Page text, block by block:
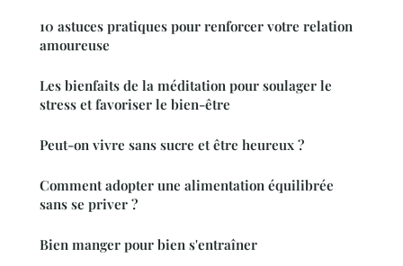
10 astuces pratiques pour renforcer votre relation
amoureuse
Les bienfaits de la méditation pour soulager le
stress et favoriser le bien-être
Peut-on vivre sans sucre et être heureux ?
Comment adopter une alimentation équilibrée
sans se priver ?
Bien manger pour bien s'entraîner